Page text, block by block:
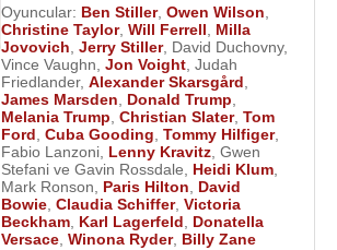
Oyuncular: Ben Stiller, Owen Wilson,
Christine Taylor, Will Ferrell, Milla
Jovovich, Jerry Stiller, David Duchovny,
Vince Vaughn, Jon Voight, Judah
Friedlander, Alexander Skarsgård,
James Marsden, Donald Trump,
Melania Trump, Christian Slater, Tom
Ford, Cuba Gooding, Tommy Hilfiger,
Fabio Lanzoni, Lenny Kravitz, Gwen
Stefani ve Gavin Rossdale, Heidi Klum,
Mark Ronson, Paris Hilton, David
Bowie, Claudia Schiffer, Victoria
Beckham, Karl Lagerfeld, Donatella
Versace, Winona Ryder, Billy Zane